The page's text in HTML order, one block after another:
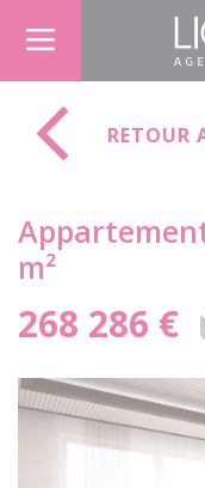
RETOUR
m²
268 286 €
Panneau de gestion